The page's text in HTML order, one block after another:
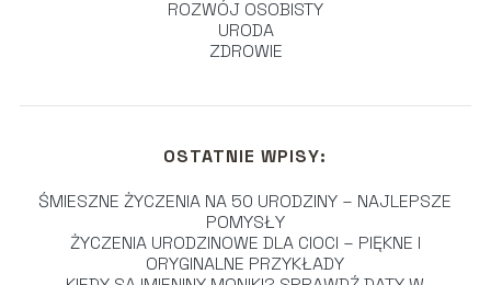
ROZWÓJ OSOBISTY
URODA
ZDROWIE
OSTATNIE WPISY:
ŚMIESZNE ŻYCZENIA NA 50 URODZINY – NAJLEPSZE
POMYSŁY
ŻYCZENIA URODZINOWE DLA CIOCI – PIĘKNE I
ORYGINALNE PRZYKŁADY